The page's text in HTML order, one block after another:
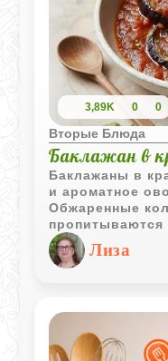
3,89K 0 0
Вторые Блюда
Баклажан в
Баклажаны в
и ароматное
Обжаренные
пропитываются
с чесноком и
быстро,
насыщенным, а
Лиза